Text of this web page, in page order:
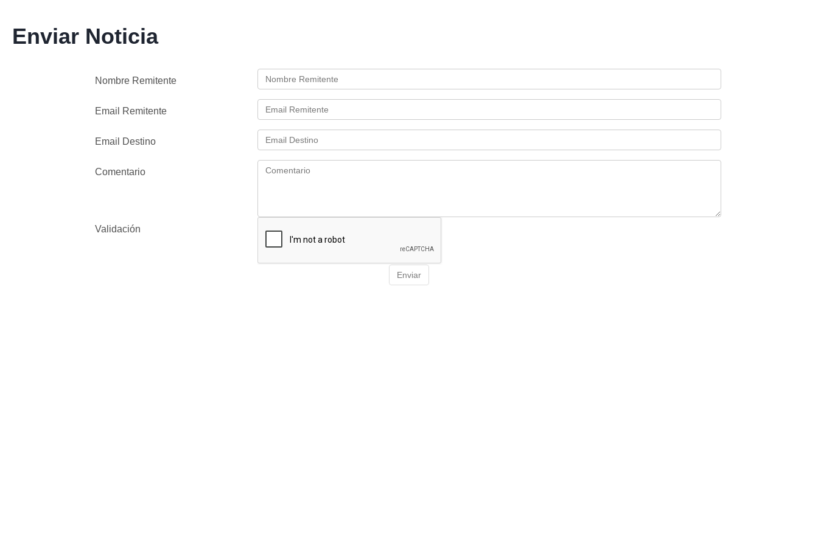
Enviar Noticia
Nombre Remitente
Email Remitente
Email Destino
Comentario
Validación